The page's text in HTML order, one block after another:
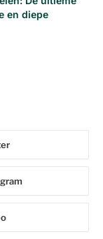
en diepe